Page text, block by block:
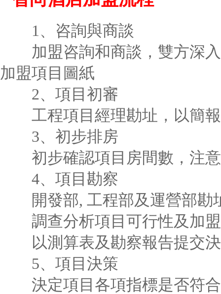
1、咨詢與商談
加盟咨詢和商談，雙方深入了解
加盟項目圖紙
2、項目初審
工程項目經理勘址，以簡報
3、初步排房
初步確認項目房間數，注
4、項目勘察
開發部, 工程部及運營部勘址
調查分析項目可行性及加盟
以測算表及勘察報告提交決
5、項目決策
決定項目各項指標是否符合